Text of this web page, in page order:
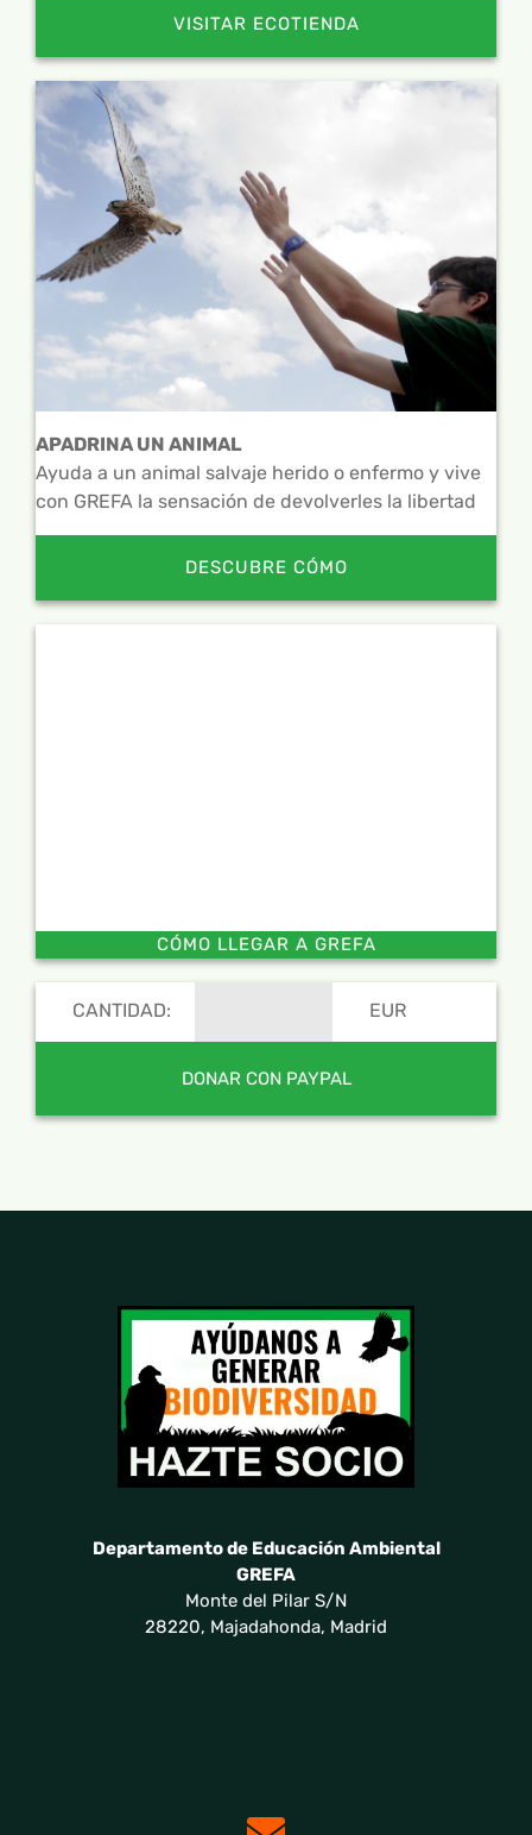
VISITAR ECOTIENDA
APADRINA UN ANIMAL
Ayuda a un animal salvaje herido o enfermo y vive
con GREFA la sensación de devolverles la libertad
DESCUBRE CÓMO
CÓMO LLEGAR A GREFA
CANTIDAD: EUR
Departamento de Educación Ambiental
GREFA
Monte del Pilar S/N
28220, Majadahonda, Madrid